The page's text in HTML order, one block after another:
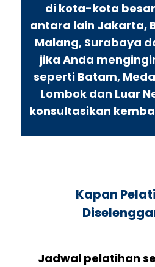
di kota-kota
antara lain Jakarta,
Malang, Surabaya
jika Anda
seperti Batam,
Lombok dan Luar
konsultasikan
Kapan
Jadwal pelatihan